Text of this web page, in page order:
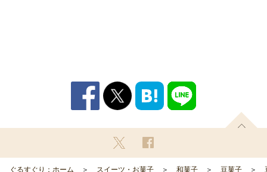
ぐるすぐり：ホーム スイーツ・お菓子 和菓子 豆菓子